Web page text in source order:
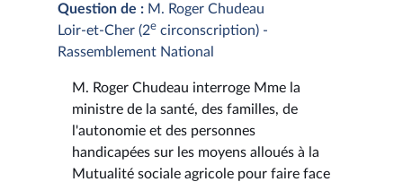
Question de : M. Roger Chudeau
Loir-et-Cher (2e circonscription) -
Rassemblement National
M. Roger Chudeau interroge Mme la
ministre de la santé, des familles, de
l'autonomie et des personnes
handicapées sur les moyens alloués à la
Mutualité sociale agricole pour faire face